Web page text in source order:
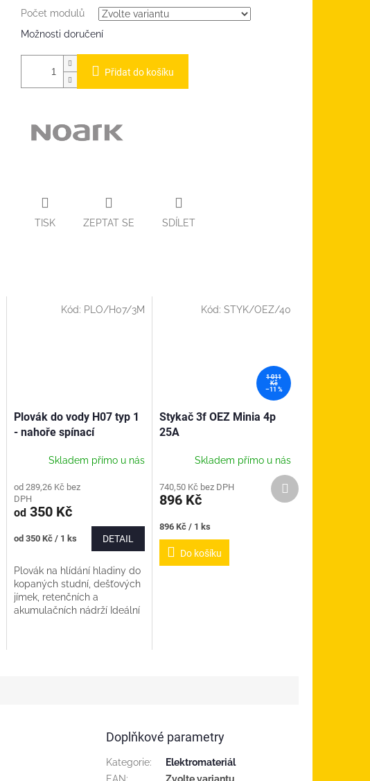
Počet modulů
Možnosti doručení
Přidat do košíku
TISK ZEPTAT SE SDÍLET
Plovák do vody H07 typ 1
- nahoře spínací
Skladem přímo u nás
od 289,26 Kč bez
DPH
od350 Kč
Měrná
od 350 Kč / 1 ks DETAIL
Plovák na hlídání hladiny do
kopaných studní, dešťových
jímek, retenčních a
akumulačních nádrží Ideální
Kód: PLO/H07/3M
1 011
Kč
–11 %
Stykač 3f OEZ Minia 4p
25A
Skladem přímo u nás
740,50 Kč bez DPH
896 Kč
Měrná
cena:
896 Kč / 1 ks
Do košíku
Kód: STYK/OEZ/40
Další
produkt
Doplňkové parametry
Kategorie:
Elektromateriál
EAN: Zvolte variantu